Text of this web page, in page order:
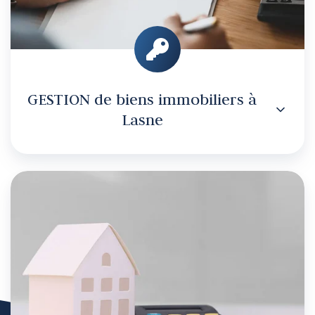
GESTION de biens immobiliers à
Lasne